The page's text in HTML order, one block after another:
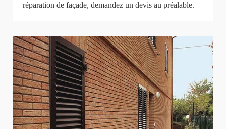
réparation de façade, demandez un devis au préalable.